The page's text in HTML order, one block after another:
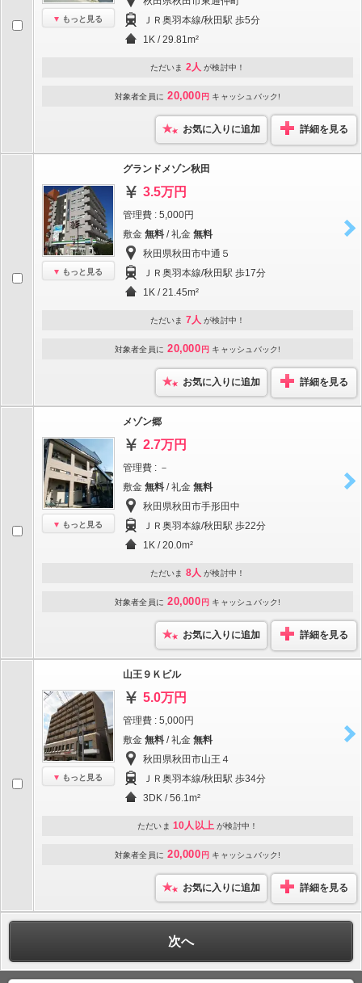
もっと見る
ＪＲ奥羽本線/秋田駅 歩5分
1K / 29.81m²
ただいま 2人 が検討中！
対象者全員に 20,000 円 キャッシュバック!
お気に入りに追加 詳細を見る
もっと見る
グランドメゾン秋田
3.5万円
管理費 : 5,000円
敷金 無料 / 礼金 無料
秋田県秋田市中通５
ＪＲ奥羽本線/秋田駅 歩17分
1K / 21.45m²
ただいま 7人 が検討中！
対象者全員に 20,000 円 キャッシュバック!
お気に入りに追加 詳細を見る
もっと見る
メゾン郷
2.7万円
管理費 : －
敷金 無料 / 礼金 無料
秋田県秋田市手形田中
ＪＲ奥羽本線/秋田駅 歩22分
1K / 20.0m²
ただいま 8人 が検討中！
対象者全員に 20,000 円 キャッシュバック!
お気に入りに追加 詳細を見る
もっと見る
山王９Ｋビル
5.0万円
管理費 : 5,000円
敷金 無料 / 礼金 無料
秋田県秋田市山王４
ＪＲ奥羽本線/秋田駅 歩34分
3DK / 56.1m²
ただいま 10人以上 が検討中！
対象者全員に 20,000 円 キャッシュバック!
お気に入りに追加 詳細を見る
次へ